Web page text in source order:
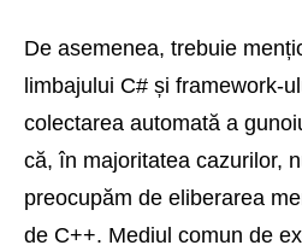
De asemenea, trebuie
limbajului C# și framework-
colectarea automată a
că, în majoritatea cazurilor,
preocupăm de eliberarea
de C++. Mediul comun de